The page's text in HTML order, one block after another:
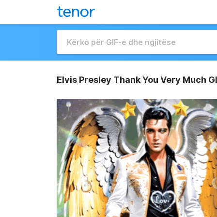
Elvis Presley Thank You Very Much